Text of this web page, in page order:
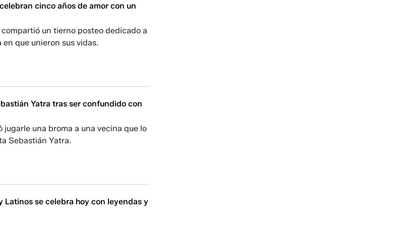
cinco años de amor con un
un tierno posteo dedicado a
que unieron sus vidas.
Yatra tras ser confundido con
una broma a una vecina que lo
Sebastián Yatra.
Latinos se celebra hoy con leyendas y